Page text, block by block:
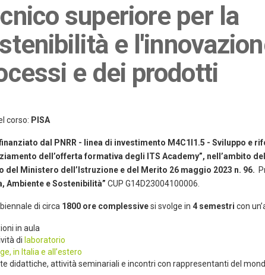
superiore per la
e
e dei prodotti
corso: PISA
dal PNRR - linea di investimento M4C1I1.5 - Sviluppo e
dell’offerta formativa degli ITS Academy”, nell’ambito
del Ministero dell’Istruzione e del Merito 26 maggio 2023 n. 96.
Ambiente e Sostenibilità”CUP G14D23004100006.
biennale di circa 1800 ore complessivesi svolge in4 semestri con
in aula
di laboratorio
in Italia e all’estero
didattiche, attività seminariali e incontri con rappresentanti del